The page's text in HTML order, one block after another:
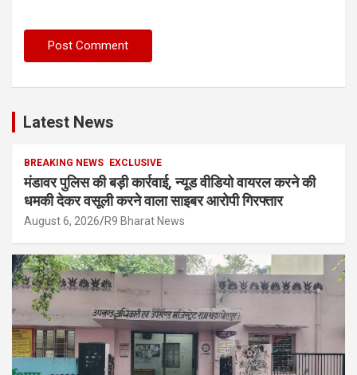
Latest News
BREAKING NEWS EXCLUSIVE
मंडावर पुलिस की बड़ी कार्रवाई, न्यूड वीडियो वायरल करने की
धमकी देकर वसूली करने वाला साइबर आरोपी गिरफ्तार
August 6, 2026 R9 Bharat News